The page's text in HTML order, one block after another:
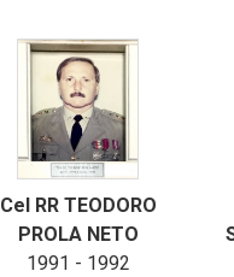
Cel RR TEODORO
PROLA NETO
1991 - 1992